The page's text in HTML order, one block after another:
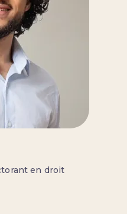
en droit